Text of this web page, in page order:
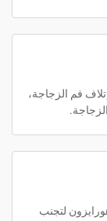
فم الزجاجة،
لتجنب